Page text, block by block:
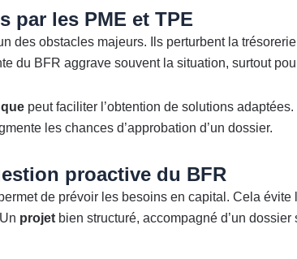
par les PME et TPE
des obstacles majeurs. Ils perturbent la
du BFR aggrave souvent la situation, surtout
peut faciliter l’obtention de solutions
les chances d’approbation d’un dossier.
proactive du BFR
de prévoir les besoins en capital. Cela
projet bien structuré, accompagné d’un